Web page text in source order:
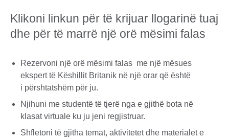
Klikoni linkun për të krijuar llogarinë tuaj
dhe për të marrë një orë mësimi falas
Rezervoni një orë mësimi falas me një mësues
ekspert të Këshillit Britanik në një orar që është
i përshtatshëm për ju.
Njihuni me studentë të tjerë nga e gjithë bota në
klasat virtuale ku ju jeni regjistruar.
Shfletoni të gjitha temat, aktivitetet dhe materialet e